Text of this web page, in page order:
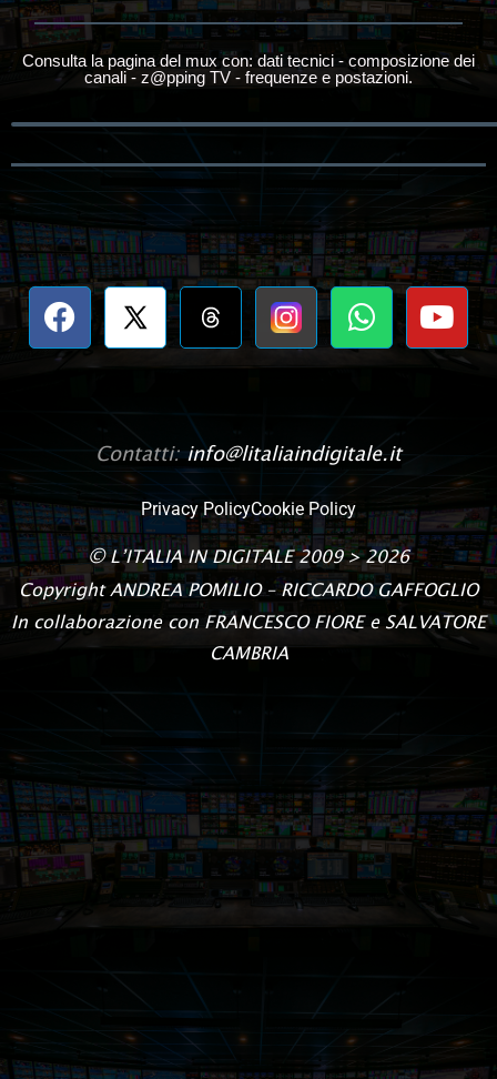
Consulta la pagina del mux con: dati tecnici - composizione dei
canali - z@pping TV - frequenze e postazioni.
Contatti:info@litaliaindigitale.it
Privacy PolicyCookie Policy
© L’ITALIA IN DIGITALE2009 > 2026
Copyright ANDREA POMILIO – RICCARDO GAFFOGLIO
In collaborazione con FRANCESCO FIORE e SALVATORE
CAMBRIA